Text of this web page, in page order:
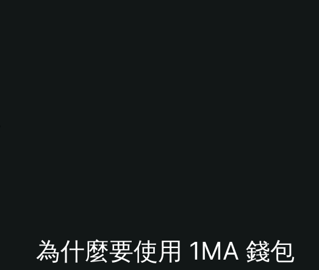
為什麼要使用 1MA 錢包